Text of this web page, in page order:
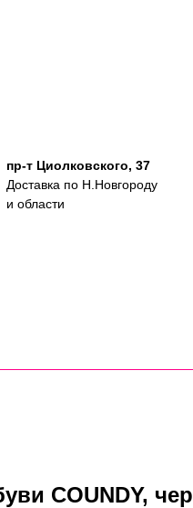
пр-т Циолковского, 37
Доставка по Н.Новгороду
и области
COUNDY,